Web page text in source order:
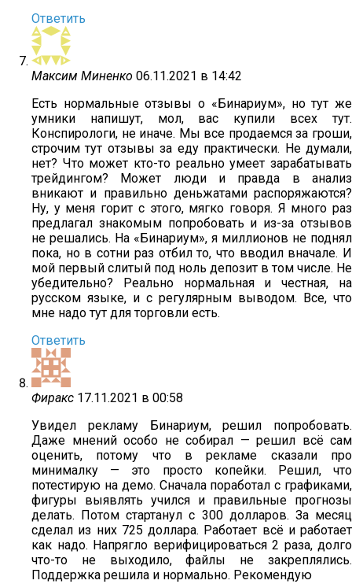
Ответить
Максим Миненко 06.11.2021 в 14:42
Есть нормальные отзывы о «Бинариум», но тут же
умники напишут, мол, вас купили всех тут.
Конспирологи, не иначе. Мы все продаемся за гроши,
строчим тут отзывы за еду практически. Не думали,
нет? Что может кто-то реально умеет зарабатывать
трейдингом? Может люди и правда в анализ
вникают и правильно деньжатами распоряжаются?
Ну, у меня горит с этого, мягко говоря. Я много раз
предлагал знакомым попробовать и из-за отзывов
не решались. На «Бинариум», я миллионов не поднял
пока, но в сотни раз отбил то, что вводил вначале. И
мой первый слитый под ноль депозит в том числе. Не
убедительно? Реально нормальная и честная, на
русском языке, и с регулярным выводом. Все, что
мне надо тут для торговли есть.
Ответить
Фиракс 17.11.2021 в 00:58
Увидел рекламу Бинариум, решил попробовать.
Даже мнений особо не собирал — решил всё сам
оценить, потому что в рекламе сказали про
минималку — это просто копейки. Решил, что
потестирую на демо. Сначала поработал с графиками,
фигуры выявлять учился и правильные прогнозы
делать. Потом стартанул с 300 долларов. За месяц
сделал из них 725 доллара. Работает всё и работает
как надо. Напрягло верифицироваться 2 раза, долго
что-то не выходило, файлы не закреплялись.
Поддержка решила и нормально. Рекомендую